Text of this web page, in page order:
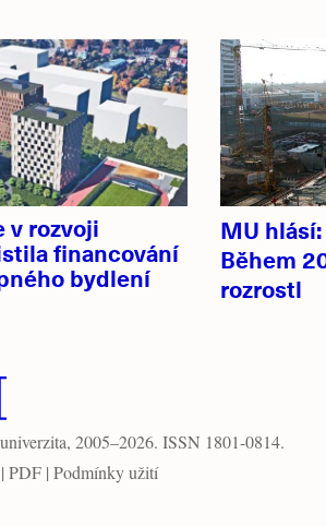
v rozvoji
financování
bydlení
MU
Během
rozrostl
, 2005–2026. ISSN 1801-0814.
| PDF | Podmínky užití